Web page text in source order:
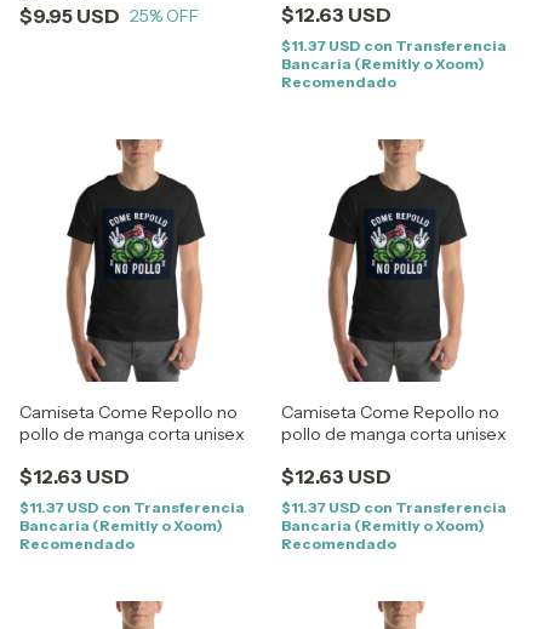
$9.95 USD 25% OFF $12.63 USD
$11.37 USD con Transferencia
Bancaria (Remitly o Xoom)
Recomendado
Camiseta Come Repollo no
pollo de manga corta unisex
$12.63 USD
$11.37 USD con Transferencia
Bancaria (Remitly o Xoom)
Recomendado
Camiseta Come Repollo no
pollo de manga corta unisex
$12.63 USD
$11.37 USD con Transferencia
Bancaria (Remitly o Xoom)
Recomendado